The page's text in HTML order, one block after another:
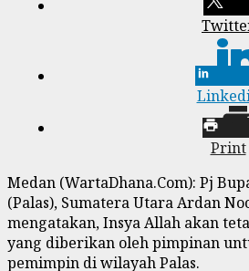
Print
Medan (WartaDhana.Com): Pj
(Palas), Sumatera Utara Ardan
mengatakan, Insya Allah akan
yang diberikan oleh pimpinan
pemimpin di wilayah Palas.